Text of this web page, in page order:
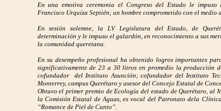
En una emotiva ceremonia el Congreso del Estado le
Francisco Urquiza Septién; un hombre comprometido con el medio
En sesión solemne, la LV Legislatura del Estado, de
determinación y le impuso el galardón, en reconocimiento a sus
la comunidad queretana.
En su desempeño profesional ha obtenido logros importantes
significativamente de 23 a 30 litros en promedio la producción
cofundador del Instituto Asunción; cofundador del Instituto
Monterrey, campus Querétaro y asesor del Concejo Estatal de
Obtuvo el primer premio de Ecología del estado de Querétaro, al
la Comisión Estatal de Aguas, es vocal del Patronato dela
“Romance de Piel de Canto”.